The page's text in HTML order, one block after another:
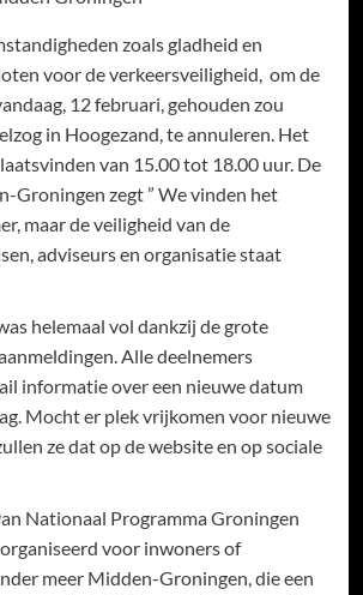
zoals gladheid en
voor de verkeersveiligheid, om de
12 februari, gehouden zou
in Hoogezand, te annuleren. Het
van 15.00 tot 18.00 uur. De
Groningen zegt ” We vinden het
maar de veiligheid van de
adviseurs en organisatie staat
helemaal vol dankzij de grote
Alle deelnemers
informatie over een nieuwe datum
Mocht er plek vrijkomen voor nieuwe
ze dat op de website en op sociale
Nationaal Programma Groningen
voor inwoners of
meer Midden-Groningen, die een